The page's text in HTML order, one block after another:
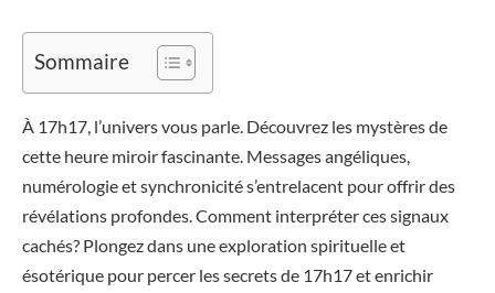
Sommaire
À 17h17, l’univers vous parle. Découvrez les mystères de
cette heure miroir fascinante. Messages angéliques,
numérologie et synchronicité s’entrelacent pour offrir des
révélations profondes. Comment interpréter ces signaux
cachés? Plongez dans une exploration spirituelle et
ésotérique pour percer les secrets de 17h17 et enrichir